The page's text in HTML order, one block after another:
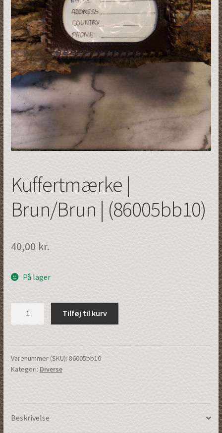
Restsalg
Kuffertmærke |
Brun/Brun | (86005bb10)
40,00 kr.
På lager
(86005bb10)
antal
Tilføj til kurv
Varenummer (SKU): 86005bb10
Kategori: Diverse
Beskrivelse